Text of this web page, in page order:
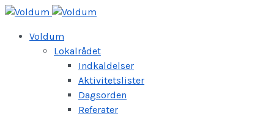
Voldum
Lokalrådet
Indkaldelser
Aktivitetslister
Dagsorden
Referater